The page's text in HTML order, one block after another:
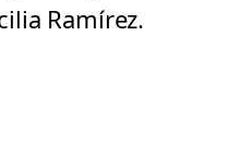
Ramírez.